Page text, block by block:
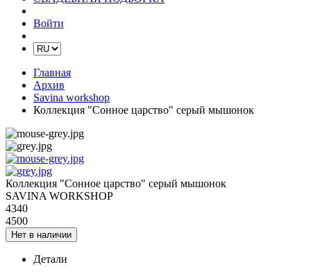
Войти
Главная
Архив
Savina workshop
Коллекция "Сонное царство" серый мышонок
Коллекция "Сонное царство" серый мышонок
SAVINA WORKSHOP
4340
4500
Нет в наличии
Детали